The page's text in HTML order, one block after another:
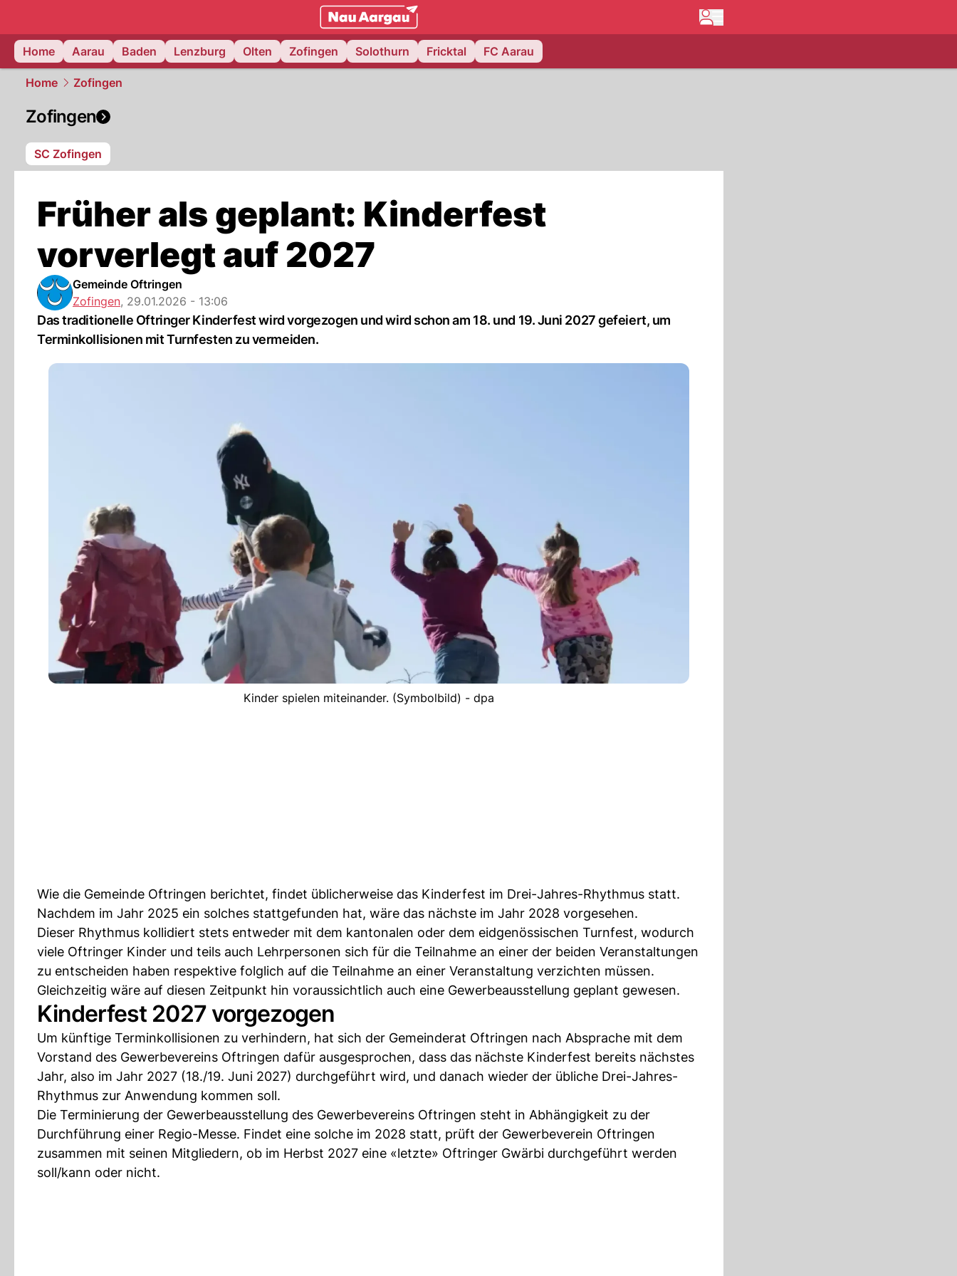
mittelland.NAU.ch
Home
Aarau Baden Lenzburg Olten Zofingen Solothurn Fricktal FC Aarau
Home Zofingen
Zofingen
SC Zofingen
Früher als geplant: Kinderfest
vorverlegt auf 2027
Gemeinde Oftringen
Zofingen, 29.01.2026 - 13:06
Das traditionelle Oftringer Kinderfest wird vorgezogen und wird schon am 18. und 19. Juni 2027 gefeiert, um
Terminkollisionen mit Turnfesten zu vermeiden.
Kinder spielen miteinander. (Symbolbild) - dpa
Wie die Gemeinde Oftringen berichtet, findet üblicherweise das Kinderfest im Drei-Jahres-Rhythmus statt.
Nachdem im Jahr 2025 ein solches stattgefunden hat, wäre das nächste im Jahr 2028 vorgesehen.
Dieser Rhythmus kollidiert stets entweder mit dem kantonalen oder dem eidgenössischen Turnfest, wodurch
viele Oftringer Kinder und teils auch Lehrpersonen sich für die Teilnahme an einer der beiden Veranstaltungen
zu entscheiden haben respektive folglich auf die Teilnahme an einer Veranstaltung verzichten müssen.
Gleichzeitig wäre auf diesen Zeitpunkt hin voraussichtlich auch eine Gewerbeausstellung geplant gewesen.
Kinderfest 2027 vorgezogen
Um künftige Terminkollisionen zu verhindern, hat sich der Gemeinderat Oftringen nach Absprache mit dem
Vorstand des Gewerbevereins Oftringen dafür ausgesprochen, dass das nächste Kinderfest bereits nächstes
Jahr, also im Jahr 2027 (18./19. Juni 2027) durchgeführt wird, und danach wieder der übliche Drei-Jahres-
Rhythmus zur Anwendung kommen soll.
Die Terminierung der Gewerbeausstellung des Gewerbevereins Oftringen steht in Abhängigkeit zu der
Durchführung einer Regio-Messe. Findet eine solche im 2028 statt, prüft der Gewerbeverein Oftringen
zusammen mit seinen Mitgliedern, ob im Herbst 2027 eine «letzte» Oftringer Gwärbi durchgeführt werden
soll/kann oder nicht.